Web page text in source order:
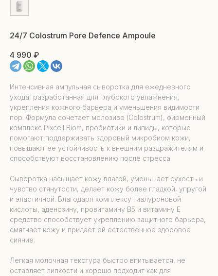
24/7 Colostrum Pore Defence Ampoule
4 990 ₽
Интенсивная ампульная сыворотка для ежедневного
ухода, разработанная для глубокого увлажнения,
укрепления кожного барьера и уменьшения видимости
пор. Формула сочетает молозиво (Colostrum), фирменный
комплекс Pixcell Biom, пробиотики и липиды, которые
помогают поддерживать здоровый микробиом кожи,
повышают ее устойчивость к внешним раздражителям и
способствуют восстановлению после стресса.
Сыворотка насыщает кожу влагой, уменьшает сухость и
чувство стянутости, делает кожу более гладкой, упругой
и эластичной. Благодаря комплексу гиалуроновой
кислоты, аденозину, провитамину B5 и витамину E
средство способствует укреплению защитного барьера,
смягчает кожу и придает ей естественное здоровое
сияние.
Легкая молочная текстура быстро впитывается, не
оставляет липкости и хорошо подходит как для